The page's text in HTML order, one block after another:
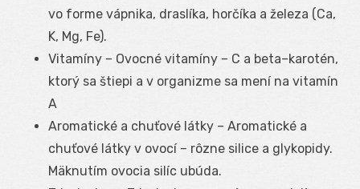
vo forme vápnika, draslíka, horčíka a železa (Ca,
K, Mg, Fe).
Vitamíny – Ovocné vitamíny – C a beta–karotén,
ktorý sa štiepi a v organizme sa mení na vitamín
A
Aromatické a chuťové látky – Aromatické a
chuťové látky v ovocí – rôzne silice a glykopidy.
Mäknutím ovocia silíc ubúda.